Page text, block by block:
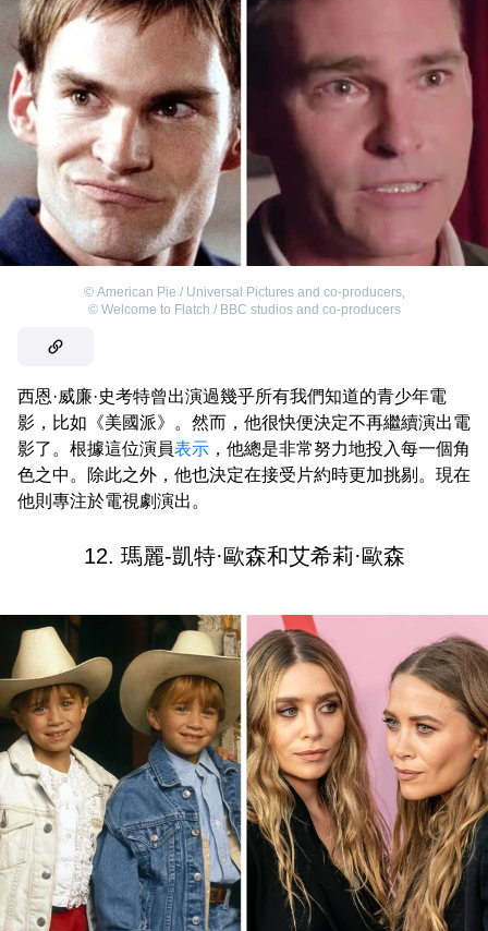
© American Pie / Universal Pictures and co-producers,
© Welcome to Flatch / BBC studios and co-producers
西恩·威廉·史考特曾出演過幾乎所有我們知道的青少年電
影，比如《美國派》。然而，他很快便決定不再繼續演出電
影了。根據這位演員表示 ，他總是非常努力地投入每一個角
色之中。除此之外，他也決定在接受片約時更加挑剔。現在
他則專注於電視劇演出。
12. 瑪麗-凱特·歐森和艾希莉·歐森